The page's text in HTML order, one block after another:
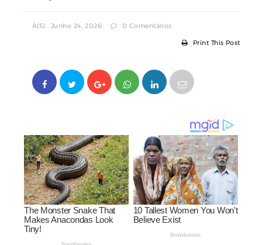
À(s) : Junho 24, 2026 0 Comentários
Print This Post